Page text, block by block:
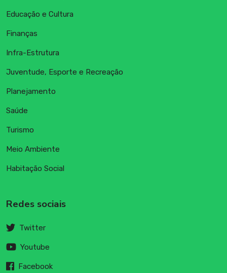
Educação e Cultura
Finanças
Infra-Estrutura
Juventude, Esporte e Recreação
Planejamento
Saúde
Turismo
Meio Ambiente
Habitação Social
Redes sociais
Twitter
Youtube
Facebook